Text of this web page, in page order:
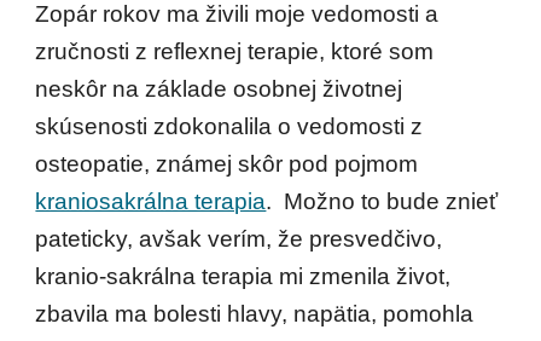
Zopár rokov ma živili moje vedomosti a
zručnosti z reflexnej terapie, ktoré som
neskôr na základe osobnej životnej
skúsenosti zdokonalila o vedomosti z
kraniosakrálna terapia.  Možno to bude znieť
pateticky, avšak verím, že presvedčivo,
kranio-sakrálna terapia mi zmenila život,
zbavila ma bolesti hlavy, napätia, pomohla